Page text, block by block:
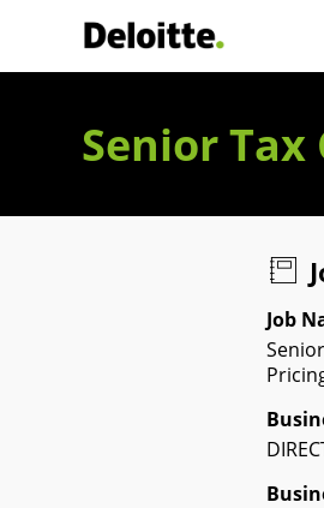
Deloitte Italia
Senior
Job